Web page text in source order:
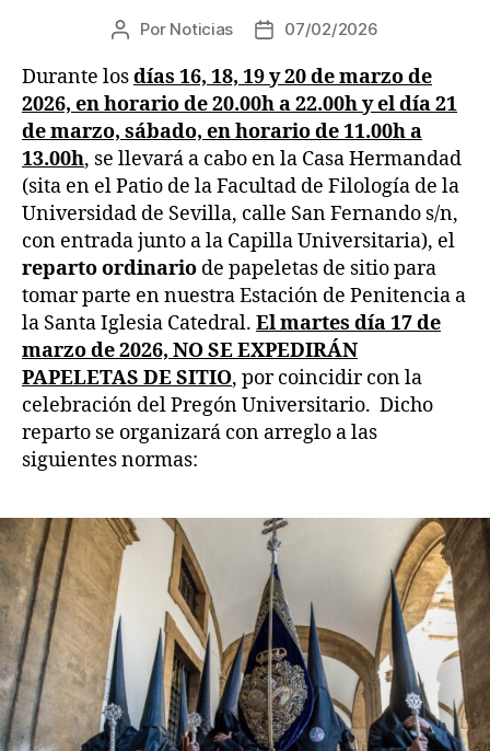
Por Noticias 07/02/2026
Durante losdías 16, 18, 19 y 20 de marzo de
2026, en horario de 20.00h a 22.00h y el día 21
de marzo, sábado, en horario de 11.00h a
13.00h, se llevará a cabo en la Casa Hermandad
(sita en el Patio de la Facultad de Filología de la
Universidad de Sevilla, calle San Fernando s/n,
con entrada junto a la Capilla Universitaria), el
reparto ordinario de papeletas de sitio para
tomar parte en nuestra Estación de Penitencia a
la Santa Iglesia Catedral. El martes día 17 de
marzo de 2026, NO SE EXPEDIRÁN
PAPELETAS DE SITIO, por coincidir con la
celebración del Pregón Universitario. Dicho
reparto se organizará con arreglo a las
siguientes normas: